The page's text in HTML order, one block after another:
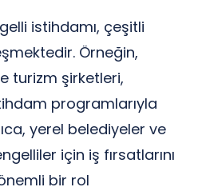
istihdamı, çeşitli
Örneğin,
turizm şirketleri,
programlarıyla
yerel belediyeler ve
için iş fırsatlarını
bir rol